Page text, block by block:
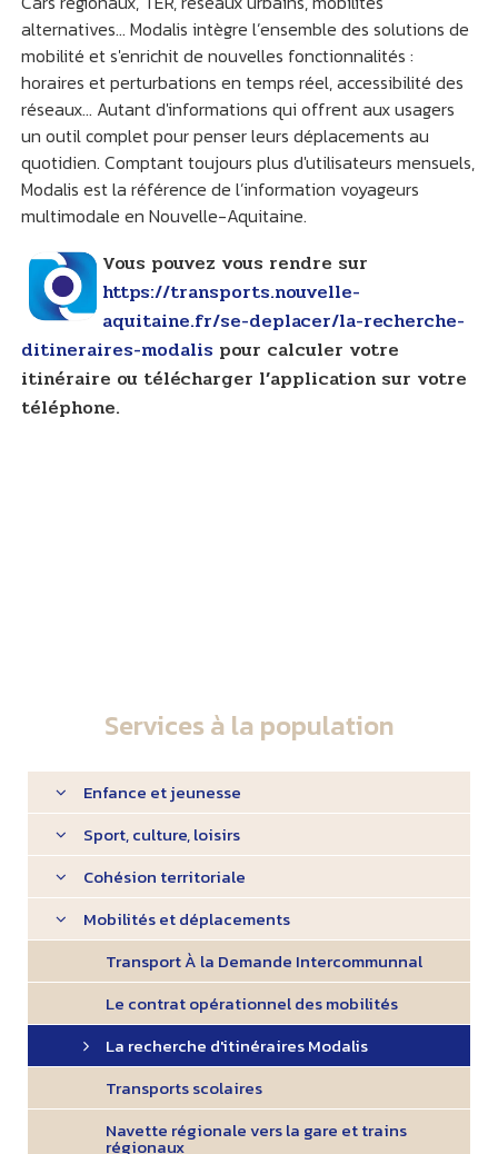
alternatives... Modalis intègre l’ensemble des solutions de
mobilité et s'enrichit de nouvelles fonctionnalités :
horaires et perturbations en temps réel, accessibilité des
réseaux… Autant d'informations qui offrent aux usagers
un outil complet pour penser leurs déplacements au
quotidien. Comptant toujours plus d'utilisateurs mensuels,
Modalis est la référence de l’information voyageurs
multimodale en Nouvelle-Aquitaine.
Vous pouvez vous rendre sur
https://transports.nouvelle-
aquitaine.fr/se-deplacer/la-recherche-
ditineraires-modalis pour calculer votre
itinéraire ou télécharger l’application sur votre
téléphone.
Services à la population
Enfance et jeunesse
Sport, culture, loisirs
Cohésion territoriale
Mobilités et déplacements
Transport À la Demande Intercommunnal
Le contrat opérationnel des mobilités
La recherche d'itinéraires Modalis
Transports scolaires
Navette régionale vers la gare et trains
régionaux